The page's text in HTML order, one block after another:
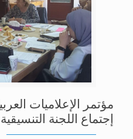
مؤتمر الإعلاميات
إجتماع اللجنة التنسيقية